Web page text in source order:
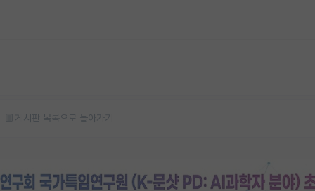
게시판 목록으로 돌아가기